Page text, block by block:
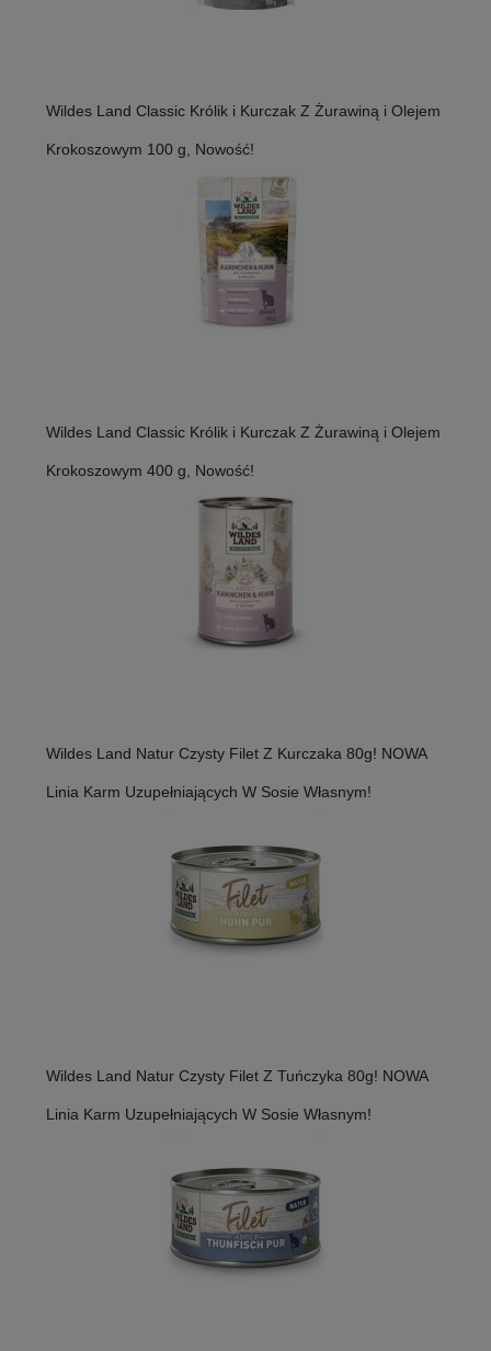
Wildes Land Classic Królik i Kurczak Z Żurawiną i Olejem
Krokoszowym 100 g, Nowość!
Wildes Land Classic Królik i Kurczak Z Żurawiną i Olejem
Krokoszowym 400 g, Nowość!
Wildes Land Natur Czysty Filet Z Kurczaka 80g! NOWA
Linia Karm Uzupełniających W Sosie Własnym!
Wildes Land Natur Czysty Filet Z Tuńczyka 80g! NOWA
Linia Karm Uzupełniających W Sosie Własnym!